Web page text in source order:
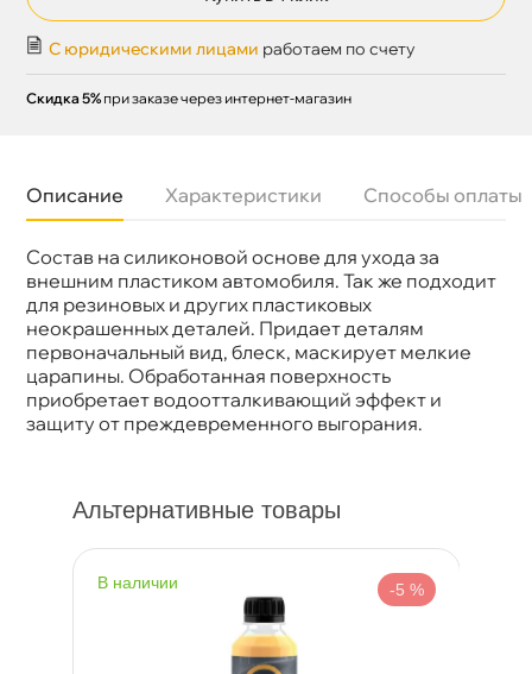
С юридическими лицами работаем по счету
Скидка 5% при заказе через интернет-магазин
Описание Характеристики Способы оплаты
Состав на силиконовой основе для ухода за
нешним пластиком автомобиля. Так же подходит
для резиновых и других пластиковых
неокрашенных деталей. Придает деталям
первоначальный вид, блеск, маскирует мелкие
царапины. Обработанная поверхность
приобретает водоотталкивающий эффект и
защиту от преждевременного выгорания.
Бренд
GRASS
Артикул
110470
Альтернативные товары
наличии -5 %